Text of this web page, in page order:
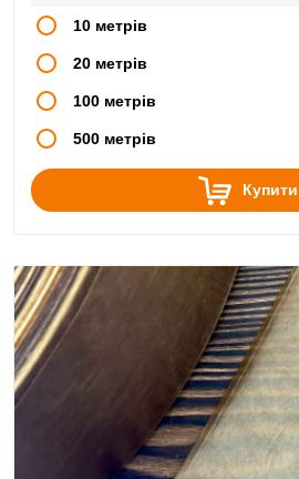
10 метрів
20 метрів
100 метрів
500 метрів
Купити